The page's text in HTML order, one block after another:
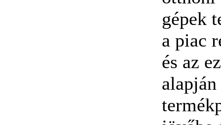
gépek
a piac
és az